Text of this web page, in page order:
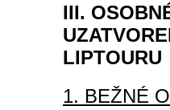
III.
LIPTOURU
1. BEŽNÉ